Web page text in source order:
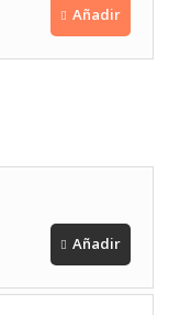
Añadir
Añadir